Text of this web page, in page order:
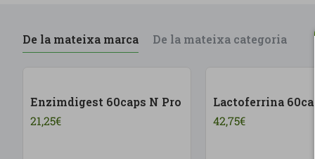
De la mateixa marca De la mateixa categoria
Enzimdigest 60caps N Pro
21,25€
Lactoferrina
42,75€